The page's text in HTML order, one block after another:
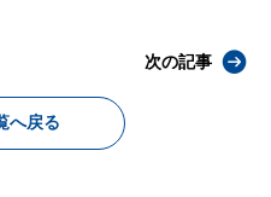
へ戻る
次の記事